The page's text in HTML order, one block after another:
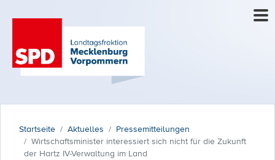
Startseite Aktuelles
Pressemitteilungen
Wirtschaftsminister interessiert sich nicht für die Zukunft
der Hartz IV-Verwaltung im Land